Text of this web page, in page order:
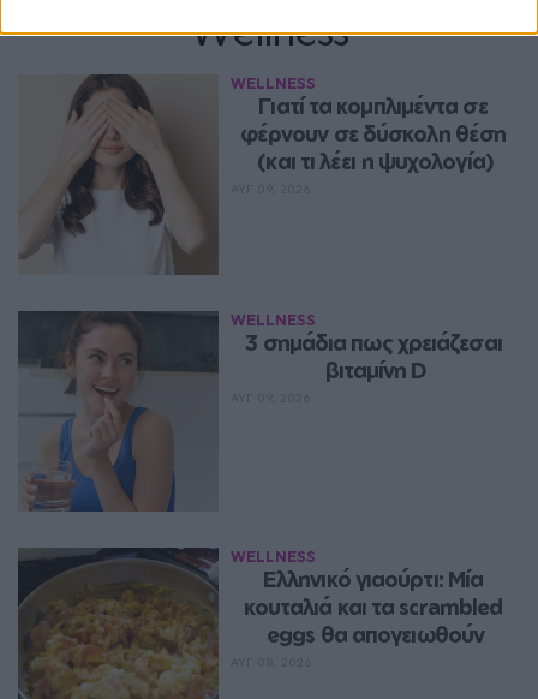
Wellness
WELLNESS
Γιατί τα κομπλιμέντα σε
φέρνουν σε δύσκολη θέση
(και τι λέει η ψυχολογία)
WELLNESS
3 σημάδια πως χρειάζεσαι
βιταμίνη D
WELLNESS
Ελληνικό γιαούρτι: Μία
κουταλιά και τα scrambled
eggs θα απογειωθούν